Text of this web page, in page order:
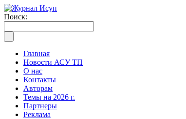
Поиск:
Главная
Новости АСУ ТП
О нас
Контакты
Авторам
Темы на 2026 г.
Партнеры
Реклама